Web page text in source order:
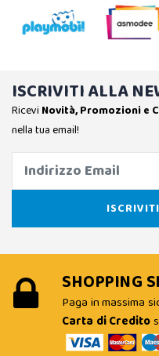
ISCRIVITI ALLA
Ricevi Novità, Promozioni e
nella tua email!
SHOPPING
Paga in massima
Carta di Credito